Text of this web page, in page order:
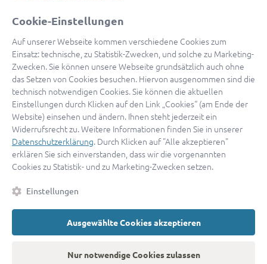
Mit Apple anmelden
Sign in with Google
By continuing, you are indicating that you accept ourTerms of
ServiceandPrivacy Policy.
Sie haben noch keinen Zugang?Hier registrieren
oder als Anwalt registrieren.
© 2026 advocado
Cookie-Einstellungen
Auf unserer Webseite kommen verschiedene Cookies zum
Einsatz: technische, zu Statistik-Zwecken, und solche zu Marketing-
Zwecken. Sie können unsere Webseite grundsätzlich auch ohne
das Setzen von Cookies besuchen. Hiervon ausgenommen sind die
technisch notwendigen Cookies. Sie können die aktuellen
Einstellungen durch Klicken auf den Link „Cookies“ (am Ende der
Website) einsehen und ändern. Ihnen steht jederzeit ein
Widerrufsrecht zu. Weitere Informationen finden Sie in unserer
Datenschutzerklärung. Durch Klicken auf "Alle akzeptieren"
erklären Sie sich einverstanden, dass wir die vorgenannten
Cookies zu Statistik- und zu Marketing-Zwecken setzen.
Einstellungen
Ausgewählte Cookies akzeptieren
Nur notwendige Cookies zulassen